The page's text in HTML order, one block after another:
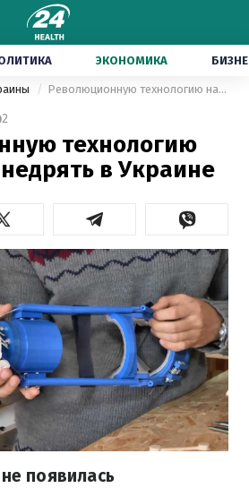
ЭКОНОМИКА
Революционную технологию начинают внедрять в Украине
2
технологию
в Украине
появилась